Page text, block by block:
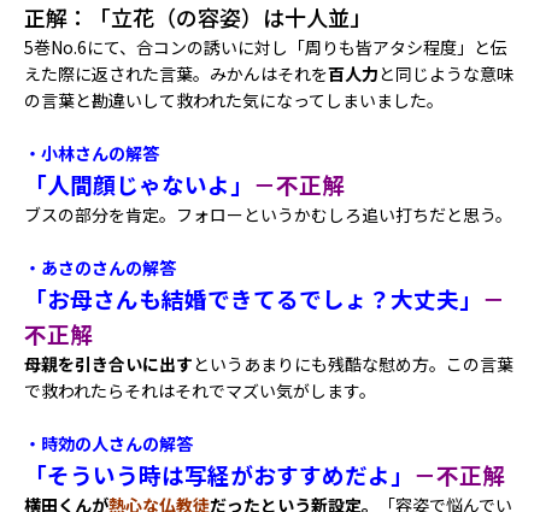
正解：「立花（の容姿）は十人並」
5巻No.6にて、合コンの誘いに対し「周りも皆アタシ程度」と伝
えた際に返された言葉。みかんはそれを百人力と同じような意味
の言葉と勘違いして救われた気になってしまいました。
・小林さんの解答
「人間顔じゃないよ」 －不正解
ブスの部分を肯定。フォローというかむしろ追い打ちだと思う。
・あさのさんの解答
「お母さんも結婚できてるでしょ？大丈夫」 －
不正解
母親を引き合いに出すというあまりにも残酷な慰め方。この言葉
で救われたらそれはそれでマズい気がします。
・時効の人さんの解答
「そういう時は写経がおすすめだよ」 －不正解
横田くんが熱心な仏教徒だったという新設定。
「容姿で悩んでい